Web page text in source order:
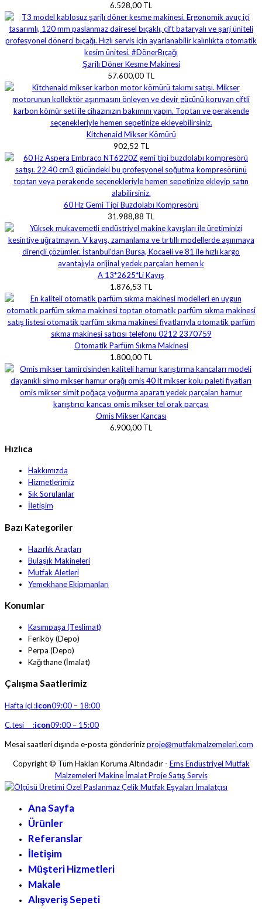
6.528,00 TL
Şarjlı Döner Kesme Makinesi
57.600,00 TL
Kitchenaid Mikser Kömürü
902,52 TL
60 Hz Gemi Tipi Buzdolabı Kompresörü
31.988,88 TL
A 13*2625*Li Kayış
1.876,53 TL
Otomatik Parfüm Sıkma Makinesi
1.800,00 TL
Omis Mikser Kancası
6.900,00 TL
Hızlıca
Hakkımızda
Hizmetlerimiz
Sık Sorulanlar
İletişim
Bazı Kategoriler
Hazırlık Araçları
Bulaşık Makineleri
Mutfak Aletleri
Yemekhane Ekipmanları
Konumlar
Kasımpaşa (Teslimat)
Feriköy (Depo)
Perpa (Depo)
Kağıthane (İmalat)
Çalışma Saatlerimiz
Hafta içi :icon09:00 – 18:00
C.tesi :icon09:00 – 15:00
Mesai saatleri dışında e-posta gönderinizproje@mutfakmalzemeleri.com
Copyright © Tüm Hakları Koruma Altındadır - Ems Endüstriyel Mutfak
Malzemeleri Makine İmalat Proje Satış Servis
Ana Sayfa
Ürünler
Referanslar
İletişim
Müşteri Hizmetleri
Makale
Alışveriş Sepeti